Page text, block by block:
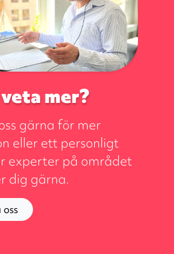
mer?
gärna för mer
eller ett personligt
experter på området
dig gärna.